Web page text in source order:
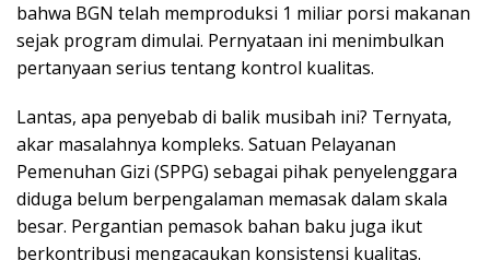
bahwa BGN telah memproduksi 1 miliar porsi makanan
sejak program dimulai. Pernyataan ini menimbulkan
pertanyaan serius tentang kontrol kualitas.
Lantas, apa penyebab di balik musibah ini? Ternyata,
akar masalahnya kompleks. Satuan Pelayanan
Pemenuhan Gizi (SPPG) sebagai pihak penyelenggara
diduga belum berpengalaman memasak dalam skala
besar. Pergantian pemasok bahan baku juga ikut
berkontribusi mengacaukan konsistensi kualitas.